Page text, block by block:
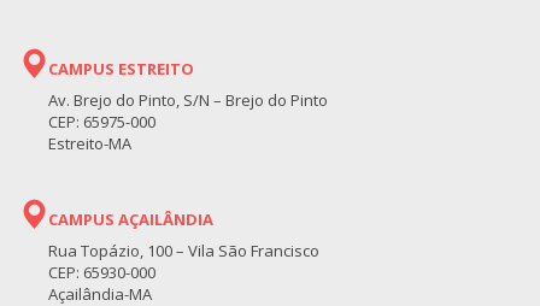
CAMPUS ESTREITO
Av. Brejo do Pinto, S/N – Brejo do Pinto
CEP: 65975-000
Estreito-MA
CAMPUS AÇAILÂNDIA
Rua Topázio, 100 – Vila São Francisco
CEP: 65930-000
Açailândia-MA